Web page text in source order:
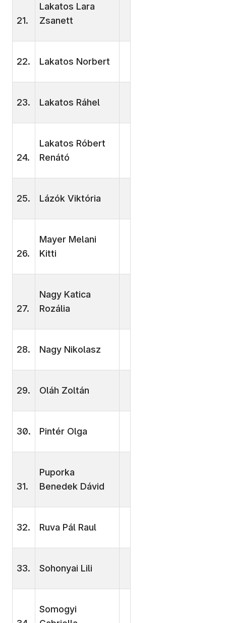
21.
Lakatos Lara
Zsanett
22. Lakatos Norbert
23. Lakatos Ráhel
24.
Lakatos Róbert
Renátó
25. Lázók Viktória
26.
Mayer Melani
Kitti
27.
Nagy Katica
Rozália
28. Nagy Nikolasz
29. Oláh Zoltán
30. Pintér Olga
31.
Puporka
Benedek Dávid
32. Ruva Pál Raul
33. Sohonyai Lili
Somogyi